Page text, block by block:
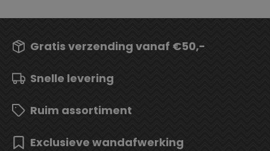
Gratis verzending vanaf €50,-
Snelle levering
Ruim assortiment
Exclusieve wandafwerking